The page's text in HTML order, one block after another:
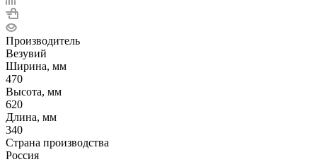
Производитель
Везувий
Ширина, мм
470
Высота, мм
620
Длина, мм
340
Страна производства
Россия